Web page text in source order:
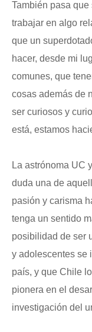
También pasa
trabajar en algo
que un
hacer, desde mi
comunes, que
cosas además de
ser curiosos y
está, estamos
La astrónoma UC
duda una de
pasión y carisma
tenga un sentido
posibilidad de ser
y adolescentes se
país, y que Chile
pionera en el
investigación del